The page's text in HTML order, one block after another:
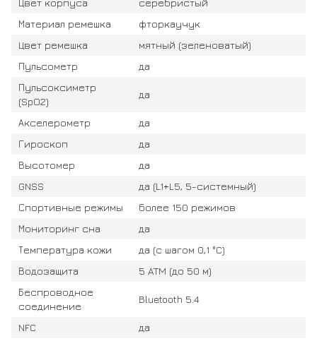
Материал ремешка
фторкаучук
Цвет ремешка
мятный (зеленоватый)
Пульсометр
да
Пульсоксиметр
(SpO2)
да
Акселерометр
да
Гироскоп
да
Высотомер
да
GNSS
да (L1+L5, 5-системный)
Спортивные режимы
более 150 режимов
Мониторинг сна
да
Температура кожи
да (с шагом 0,1 °C)
Водозащита
5 ATM (до 50 м)
Беспроводное
соединение
Bluetooth 5.4
NFC
да